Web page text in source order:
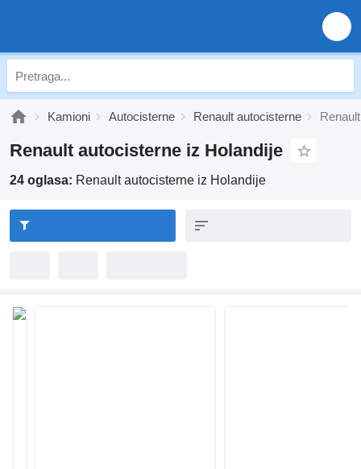
Kamioni Autocisterne Renault autocisterne
Renault autocisterne iz Holandije
24 oglasa: Renault autocisterne iz Holandije